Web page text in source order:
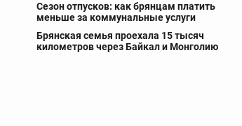
Сезон отпусков: как брянцам платить
меньше за коммунальные услуги
Брянская семья проехала 15 тысяч
километров через Байкал и Монголию